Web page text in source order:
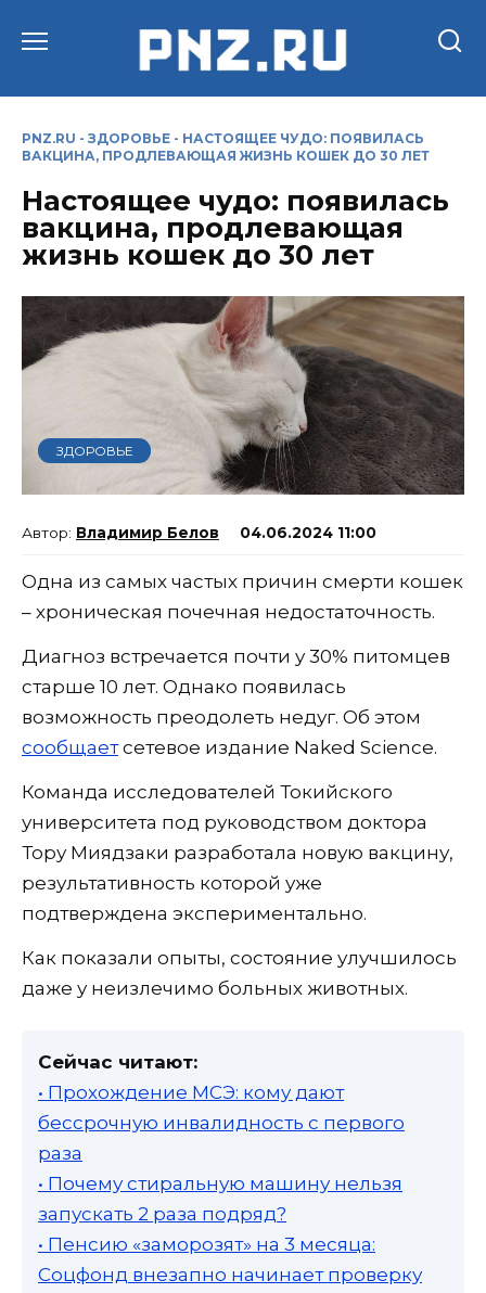
PNZ.RU - ЗДОРОВЬЕ - НАСТОЯЩЕЕ ЧУДО: ПОЯВИЛАСЬ
ВАКЦИНА, ПРОДЛЕВАЮЩАЯ ЖИЗНЬ КОШЕК ДО 30 ЛЕТ
Настоящее чудо: появилась
вакцина, продлевающая
жизнь кошек до 30 лет
ЗДОРОВЬЕ
Владимир Белов 04.06.2024 11:00
Одна из самых частых причин смерти кошек
– хроническая почечная недостаточность.
Диагноз встречается почти у 30% питомцев
старше 10 лет. Однако появилась
возможность преодолеть недуг. Об этом
сообщаетсетевое издание Naked Science.
Команда исследователей Токийского
университета под руководством доктора
Тору Миядзаки разработала новую вакцину,
результативность которой уже
подтверждена экспериментально.
Как показали опыты, состояние улучшилось
даже у неизлечимо больных животных.
Сейчас читают:
• Прохождение МСЭ: кому дают
бессрочную инвалидность с первого
раза
• Почему стиральную машину нельзя
запускать 2 раза подряд?
• Пенсию «заморозят» на 3 месяца:
Соцфонд внезапно начинает проверку